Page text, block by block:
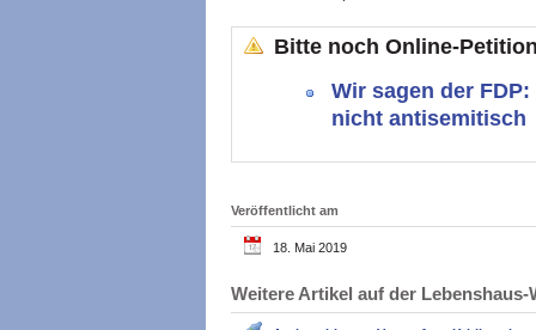
Bitte noch Online-
Wir sagen der
nicht antisemitisch
Veröffentlicht am
18. Mai 2019
Weitere Artikel auf der